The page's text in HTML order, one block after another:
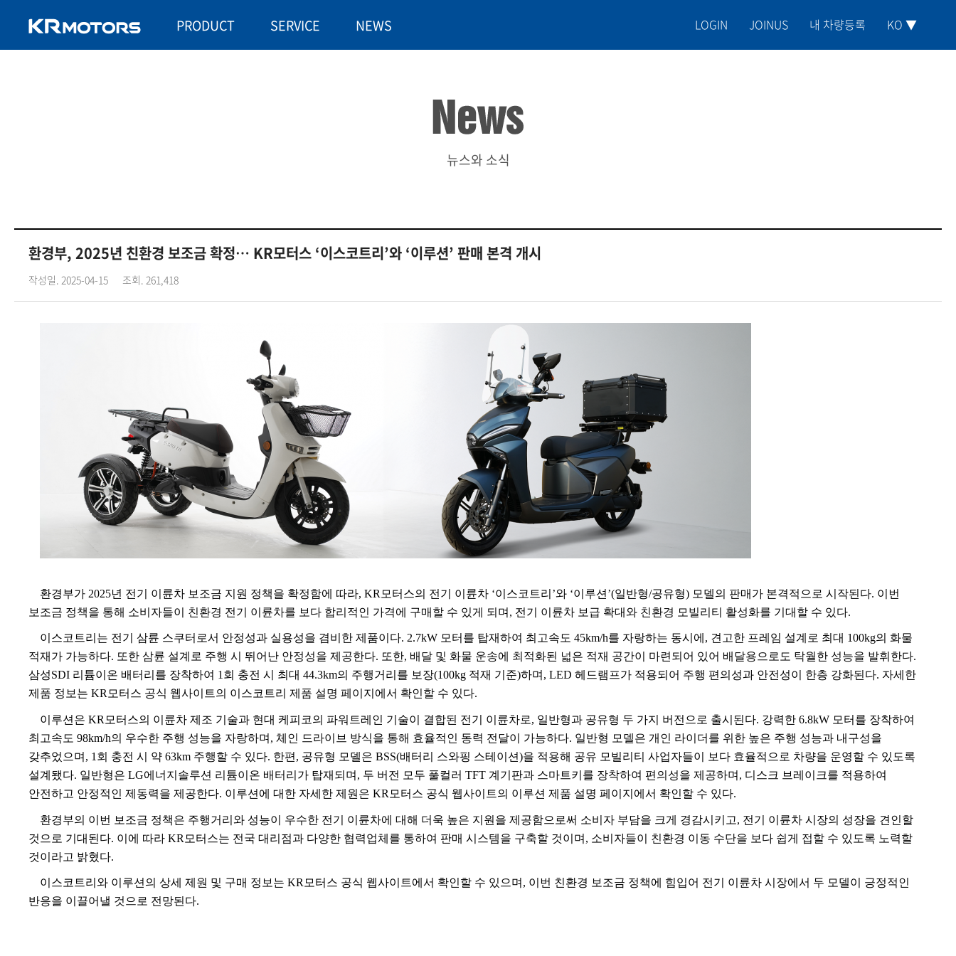
PRODUCT SERVICE NEWS LOGIN JOINUS 내 차량등록 KO ▼
뉴스와 소식
환경부, 2025년 친환경 보조금 확정… KR모터스 ‘이스코트리’와 ‘이루션’ 판매 본격 개시
작성일. 2025-04-15 조회. 261,418
환경부가 2025년 전기 이륜차 보조금 지원 정책을 확정함에 따라, KR 모터스의 전기 이륜차 ‘이스코트리 ’와 ‘이루션 ’(일반형/공유형) 모델의 판매가 본격적으로 시작된다. 이번
보조금 정책을 통해 소비자들이 친환경 전기 이륜차를 보다 합리적인 가격에 구매할 수 있게 되며 , 전기 이륜차 보급 확대와 친환경 모빌리티 활성화를 기대할 수 있다.
이스코트리는 전기 삼륜 스쿠터로서 안정성과 실용성을 겸비한 제품이다. 2.7kW 모터를 탑재하여 최고속도 45km/h를 자랑하는 동시에 , 견고한 프레임 설계로 최대 100kg의 화물
적재가 가능하다. 또한 삼륜 설계로 주행 시 뛰어난 안정성을 제공한다. 또한, 배달 및 화물 운송에 최적화된 넓은 적재 공간이 마련되어 있어 배달용으로도 탁월한 성능을 발휘한다.
삼성SDI 리튬이온 배터리를 장착하여 1 회 충전 시 최대 44.3km의 주행거리를 보장(100kg 적재 기준)하며 , LED 헤드램프가 적용되어 주행 편의성과 안전성이 한층 강화된다. 자세한
제품 정보는 KR 모터스 공식 웹사이트의 이스코트리 제품 설명 페이지에서 확인할 수 있다.
이루션은 KR 모터스의 이륜차 제조 기술과 현대 케피코의 파워트레인 기술이 결합된 전기 이륜차로, 일반형과 공유형 두 가지 버전으로 출시된다. 강력한 6.8kW 모터를 장착하여
최고속도 98km/h의 우수한 주행 성능을 자랑하며 , 체인 드라이브 방식을 통해 효율적인 동력 전달이 가능하다. 일반형 모델은 개인 라이더를 위한 높은 주행 성능과 내구성을
갖추었으며 , 1 회 충전 시 약 63km 주행할 수 있다. 한편 , 공유형 모델은 BSS(배터리 스와핑 스테이션)을 적용해 공유 모빌리티 사업자들이 보다 효율적으로 차량을 운영할 수 있도록
설계됐다. 일반형은 LG에너지솔루션 리튬이온 배터리가 탑재되며 , 두 버전 모두 풀컬러 TFT 계기판과 스마트키를 장착하여 편의성을 제공하며 , 디스크 브레이크를 적용하여
안전하고 안정적인 제동력을 제공한다. 이루션에 대한 자세한 제원은 KR 모터스 공식 웹사이트의 이루션 제품 설명 페이지에서 확인할 수 있다.
환경부의 이번 보조금 정책은 주행거리와 성능이 우수한 전기 이륜차에 대해 더욱 높은 지원을 제공함으로써 소비자 부담을 크게 경감시키고, 전기 이륜차 시장의 성장을 견인할
것으로 기대된다. 이에 따라 KR 모터스는 전국 대리점과 다양한 협력업체를 통하여 판매 시스템을 구축할 것이며 , 소비자들이 친환경 이동 수단을 보다 쉽게 접할 수 있도록 노력할
것이라고 밝혔다.
이스코트리와 이루션의 상세 제원 및 구매 정보는 KR 모터스 공식 웹사이트에서 확인할 수 있으며 , 이번 친환경 보조금 정책에 힘입어 전기 이륜차 시장에서 두 모델이 긍정적인
반응을 이끌어낼 것으로 전망된다.